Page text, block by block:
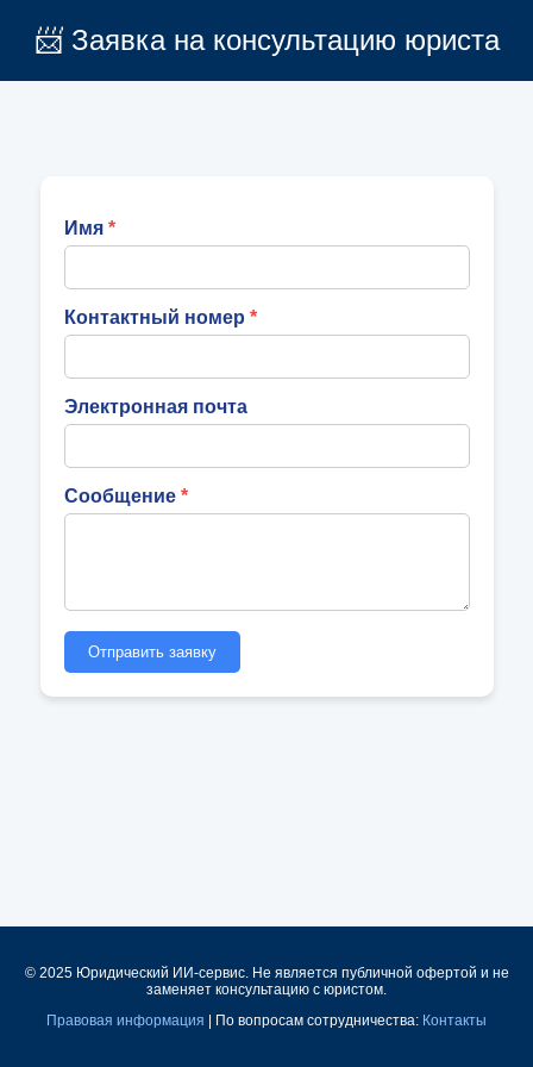
📨 Заявка на консультацию юриста
Имя
Контактный номер
Электронная почта
Сообщение
Отправить заявку
© 2025 Юридический ИИ-сервис. Не является публичной офертой и не
заменяет консультацию с юристом.
Правовая информация | По вопросам сотрудничества: Контакты